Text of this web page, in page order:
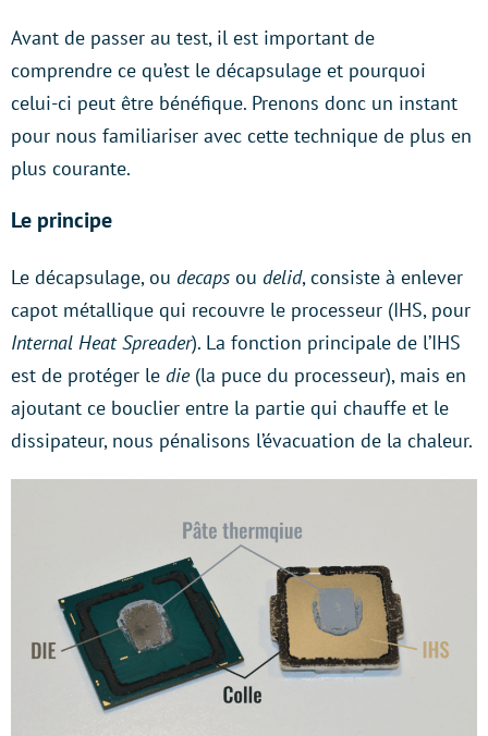
Avant de passer au test, il est important de
comprendre ce qu’est le décapsulage et pourquoi
celui-ci peut être bénéfique. Prenons donc un instant
pour nous familiariser avec cette technique de plus en
plus courante.
Le principe
Le décapsulage, ou decaps ou delid, consiste à enlever
capot métallique qui recouvre le processeur (IHS, pour
Internal Heat Spreader). La fonction principale de l’IHS
est de protéger le die (la puce du processeur), mais en
ajoutant ce bouclier entre la partie qui chauffe et le
dissipateur, nous pénalisons l’évacuation de la chaleur.